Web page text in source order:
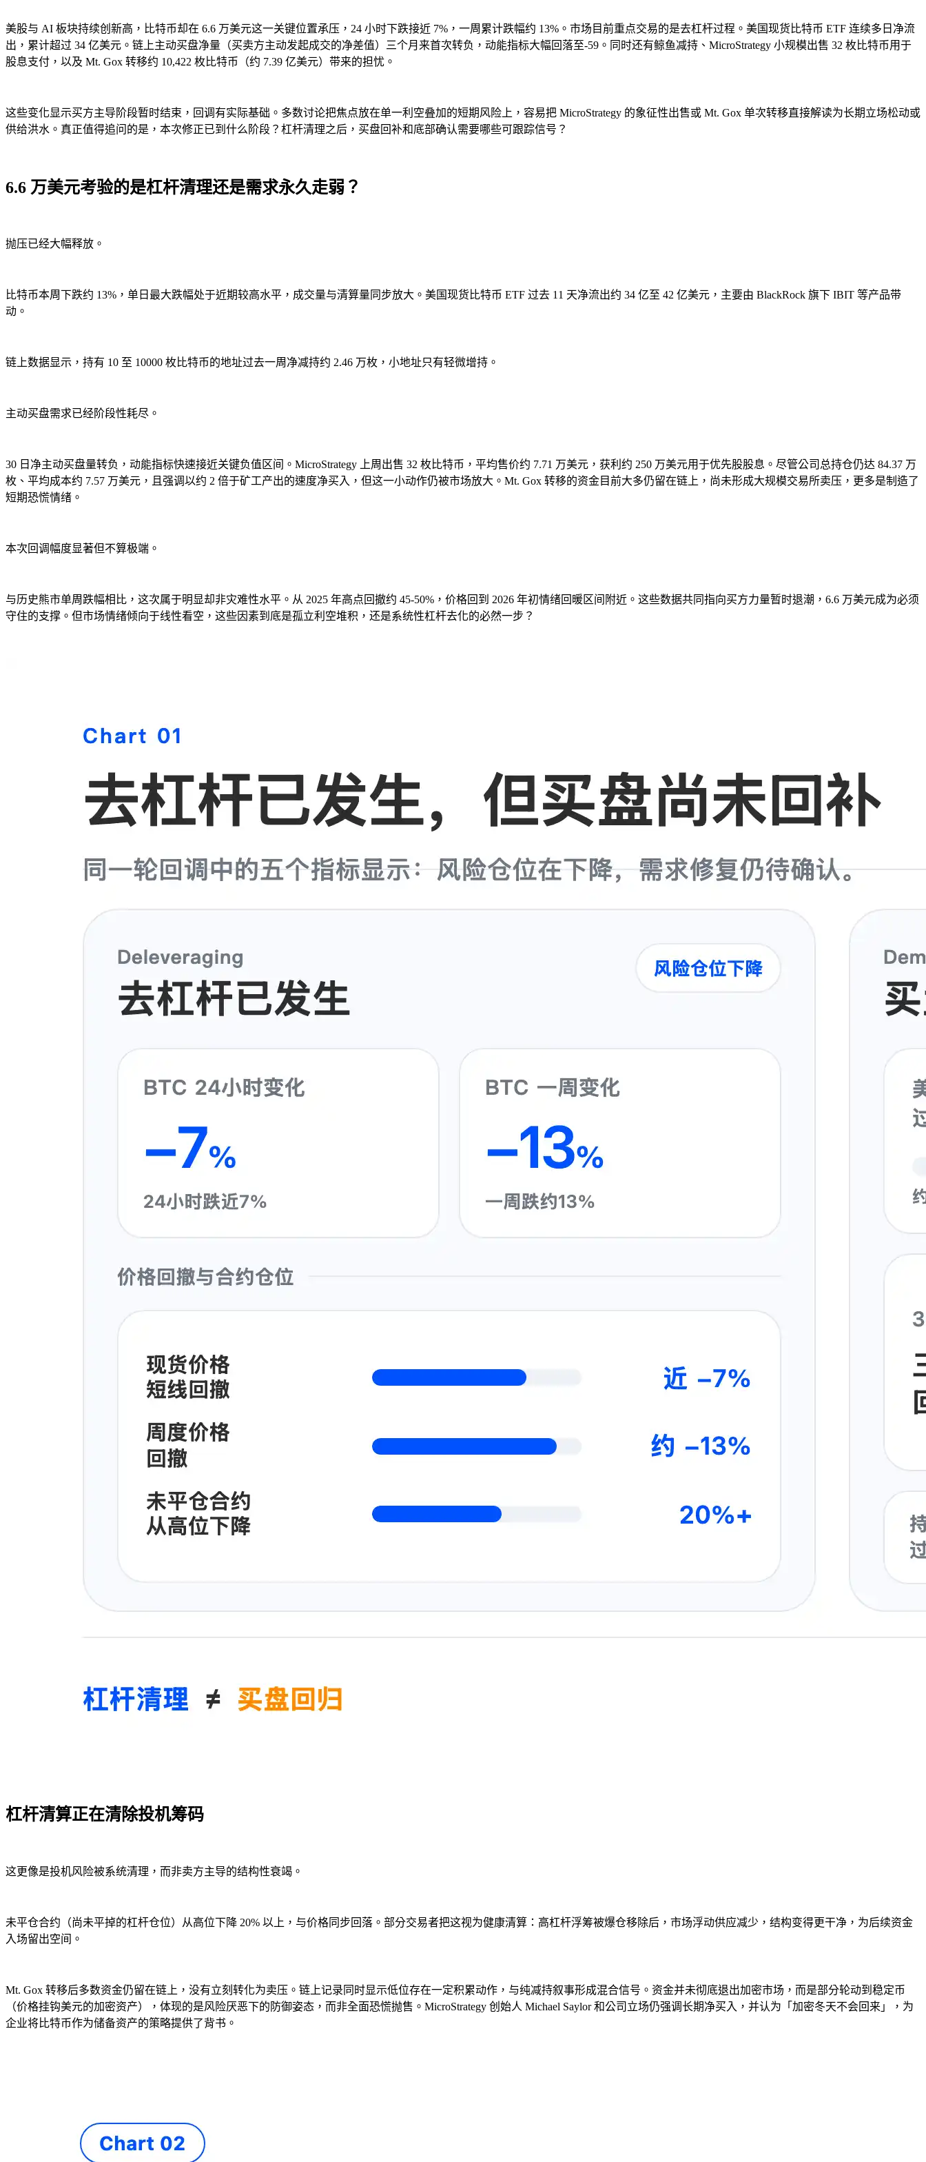
美股与 AI 板块持续创新高，比特币却在 6.6 万美元这一关键位置承压，24 小时下跌接近 7%，一周累计跌幅约 13%。市场目前重点交易的是去杠杆过程。美国现货比特币 ETF 连续多日净流
出，累计超过 34 亿美元。链上主动买盘净量（买卖方主动发起成交的净差值）三个月来首次转负，动能指标大幅回落至-59。同时还有鲸鱼减持、MicroStrategy 小规模出售 32 枚比特币用于
股息支付，以及 Mt. Gox 转移约 10,422 枚比特币（约 7.39 亿美元）带来的担忧。
这些变化显示买方主导阶段暂时结束，回调有实际基础。多数讨论把焦点放在单一利空叠加的短期风险上，容易把 MicroStrategy 的象征性出售或 Mt. Gox 单次转移直接解读为长期立场松动或
供给洪水。真正值得追问的是，本次修正已到什么阶段？杠杆清理之后，买盘回补和底部确认需要哪些可跟踪信号？
6.6 万美元考验的是杠杆清理还是需求永久走弱？
抛压已经大幅释放。
比特币本周下跌约 13%，单日最大跌幅处于近期较高水平，成交量与清算量同步放大。美国现货比特币 ETF 过去 11 天净流出约 34 亿至 42 亿美元，主要由 BlackRock 旗下 IBIT 等产品带
动。
链上数据显示，持有 10 至 10000 枚比特币的地址过去一周净减持约 2.46 万枚，小地址只有轻微增持。
主动买盘需求已经阶段性耗尽。
30 日净主动买盘量转负，动能指标快速接近关键负值区间。MicroStrategy 上周出售 32 枚比特币，平均售价约 7.71 万美元，获利约 250 万美元用于优先股股息。尽管公司总持仓仍达 84.37 万
枚、平均成本约 7.57 万美元，且强调以约 2 倍于矿工产出的速度净买入，但这一小动作仍被市场放大。Mt. Gox 转移的资金目前大多仍留在链上，尚未形成大规模交易所卖压，更多是制造了
短期恐慌情绪。
本次回调幅度显著但不算极端。
与历史熊市单周跌幅相比，这次属于明显却非灾难性水平。从 2025 年高点回撤约 45-50%，价格回到 2026 年初情绪回暖区间附近。这些数据共同指向买方力量暂时退潮，6.6 万美元成为必须
守住的支撑。但市场情绪倾向于线性看空，这些因素到底是孤立利空堆积，还是系统性杠杆去化的必然一步？
杠杆清算正在清除投机筹码
这更像是投机风险被系统清理，而非卖方主导的结构性衰竭。
未平仓合约（尚未平掉的杠杆仓位）从高位下降 20% 以上，与价格同步回落。部分交易者把这视为健康清算：高杠杆浮筹被爆仓移除后，市场浮动供应减少，结构变得更干净，为后续资金
入场留出空间。
Mt. Gox 转移后多数资金仍留在链上，没有立刻转化为卖压。链上记录同时显示低位存在一定积累动作，与纯减持叙事形成混合信号。资金并未彻底退出加密市场，而是部分轮动到稳定币
（价格挂钩美元的加密资产），体现的是风险厌恶下的防御姿态，而非全面恐慌抛售。MicroStrategy 创始人 Michael Saylor 和公司立场仍强调长期净买入，并认为「加密冬天不会回来」，为
企业将比特币作为储备资产的策略提供了背书。